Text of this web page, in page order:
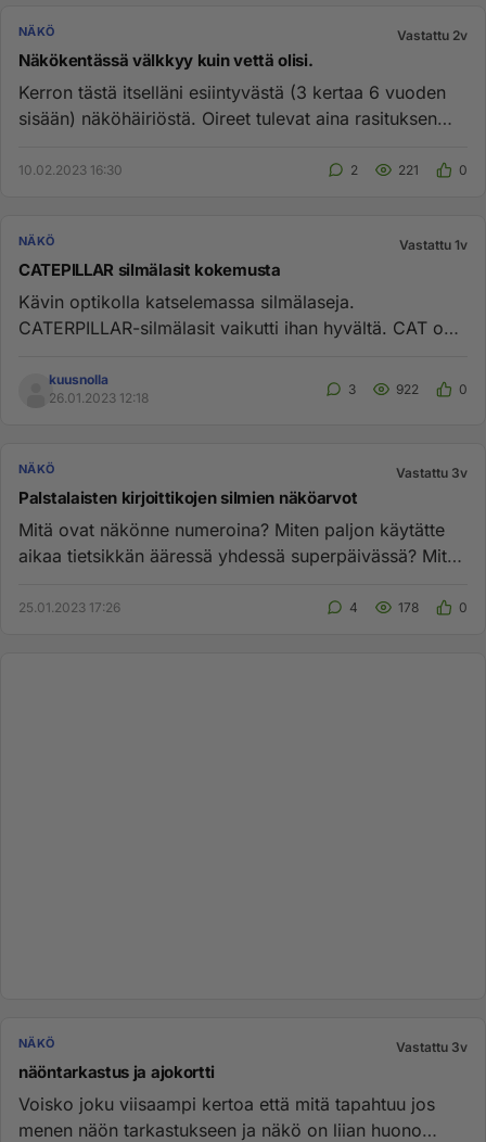
NÄKÖ Vastattu 2v
Näkökentässä välkkyy kuin vettä olisi.
Kerron tästä itselläni esiintyvästä (3 kertaa 6 vuoden
sisään) näköhäiriöstä. Oireet tulevat aina rasituksen
10.02.2023 16:30 2 221 0
NÄKÖ Vastattu 1v
CATEPILLAR silmälasit kokemusta
Kävin optikolla katselemassa silmälaseja.
CATERPILLAR-silmälasit vaikutti ihan hyvältä. CAT on
kuusnolla
26.01.2023 12:18
3 922 0
NÄKÖ Vastattu 3v
Palstalaisten kirjoittikojen silmien näköarvot
Mitä ovat näkönne numeroina? Miten paljon käytätte
aikaa tietsikkän ääressä yhdessä superpäivässä? Miten
25.01.2023 17:26 4 178 0
NÄKÖ Vastattu 3v
näöntarkastus ja ajokortti
Voisko joku viisaampi kertoa että mitä tapahtuu jos
menen näön tarkastukseen ja näkö on liian huono